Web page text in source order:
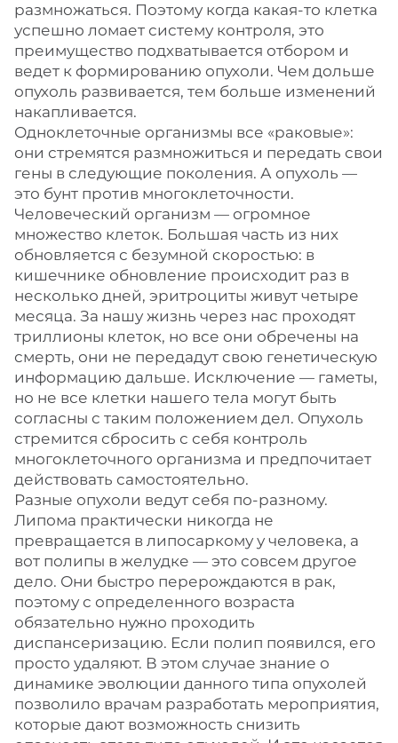
размножаться. Поэтому когда какая-то клетка
успешно ломает систему контроля, это
преимущество подхватывается отбором и
ведет к формированию опухоли. Чем дольше
опухоль развивается, тем больше изменений
накапливается.
Одноклеточные организмы все «раковые»:
они стремятся размножиться и передать свои
гены в следующие поколения. А опухоль —
это бунт против многоклеточности.
Человеческий организм — огромное
множество клеток. Большая часть из них
обновляется с безумной скоростью: в
кишечнике обновление происходит раз в
несколько дней, эритроциты живут четыре
месяца. За нашу жизнь через нас проходят
триллионы клеток, но все они обречены на
смерть, они не передадут свою генетическую
информацию дальше. Исключение — гаметы,
но не все клетки нашего тела могут быть
согласны с таким положением дел. Опухоль
стремится сбросить с себя контроль
многоклеточного организма и предпочитает
действовать самостоятельно.
Разные опухоли ведут себя по-разному.
Липома практически никогда не
превращается в липосаркому у человека, а
вот полипы в желудке — это совсем другое
дело. Они быстро перерождаются в рак,
поэтому с определенного возраста
обязательно нужно проходить
диспансеризацию. Если полип появился, его
просто удаляют. В этом случае знание о
динамике эволюции данного типа опухолей
позволило врачам разработать мероприятия,
которые дают возможность снизить